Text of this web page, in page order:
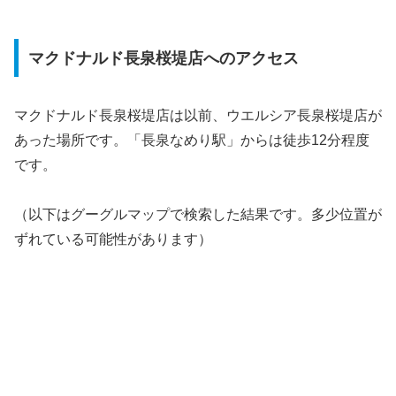
マクドナルド長泉桜堤店へのアクセス
マクドナルド長泉桜堤店は以前、ウエルシア長泉桜堤店が
あった場所です。「長泉なめり駅」からは徒歩12分程度
です。
（以下はグーグルマップで検索した結果です。多少位置が
ずれている可能性があります）